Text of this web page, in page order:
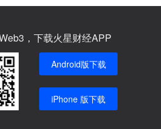
，下载火星财经APP
Android版下载
iPhone 版下载